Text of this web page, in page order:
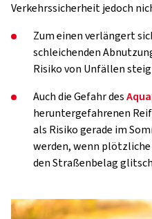
Verkehrssicherheit jedoch
Zum einen verlängert
schleichenden
Risiko von Unfällen
Auch die Gefahr des
heruntergefahrenen
als Risiko gerade im
werden, wenn
den Straßenbelag